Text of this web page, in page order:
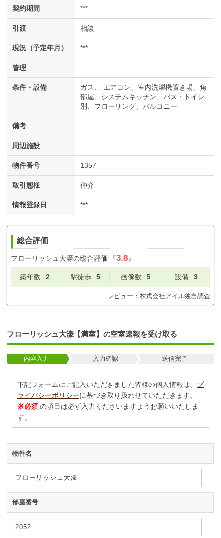
契約期間 ***
引渡 相談
現況（予定年月） ***
管理
条件・設備 ガス エアコン 室内洗濯機置き場
角
部屋
システムキッチン
バス・トイレ
別
フローリング バルコニー
備考
周辺施設
物件番号 1357
取引態様 仲介
情報登録日 ***
総合評価
フローリッシュ大濠の総合評価 『3.8』
築年数 2 駅徒歩 5 画像数 5 設備 3
レビュー： 株式会社アイル独自調査
フローリッシュ大濠【満室】の空室速報を受け取る
内容入力 入力確認 送信完了
下記フォームにご記入いただきました皆様の個人情報は、 プ
ライバシーポリシーに基づき取り扱わせていただきます。
※必須 の項目は必ず入力くださいますようお願いいたしま
す。
物件名
部屋番号